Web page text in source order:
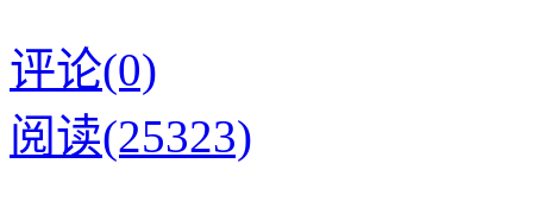
评论(0)
阅读(25323)